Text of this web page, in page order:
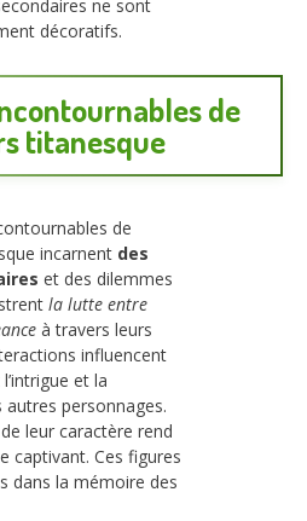
ne sont
décoratifs.
de
titanesque
de
incarnent des
et des dilemmes
la lutte entre
à travers leurs
influencent
et la
personnages.
leur caractère rend
captivant. Ces figures
dans la mémoire des